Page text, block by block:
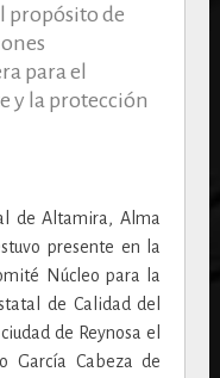
propósito de
para el
y la protección
de Altamira, Alma
presente en la
Núcleo para la
de Calidad del
de Reynosa el
García Cabeza de